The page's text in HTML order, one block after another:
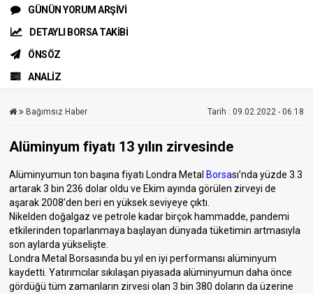
GÜNÜN YORUM ARŞİVİ
DETAYLI BORSA TAKİBİ
ÖNSÖZ
ANALİZ
Bağımsız Haber Tarih : 09.02.2022 - 06:18
Alüminyum fiyatı 13 yılın zirvesinde
Alüminyumun ton başına fiyatı Londra Metal Borsası’nda yüzde 3.3
artarak 3 bin 236 dolar oldu ve Ekim ayında görülen zirveyi de
aşarak 2008’den beri en yüksek seviyeye çıktı.
Nikelden doğalgaz ve petrole kadar birçok hammadde, pandemi
etkilerinden toparlanmaya başlayan dünyada tüketimin artmasıyla
son aylarda yükselişte.
Londra Metal Borsasında bu yıl en iyi performansı alüminyum
kaydetti. Yatırımcılar sıkılaşan piyasada alüminyumun daha önce
gördüğü tüm zamanların zirvesi olan 3 bin 380 doların da üzerine